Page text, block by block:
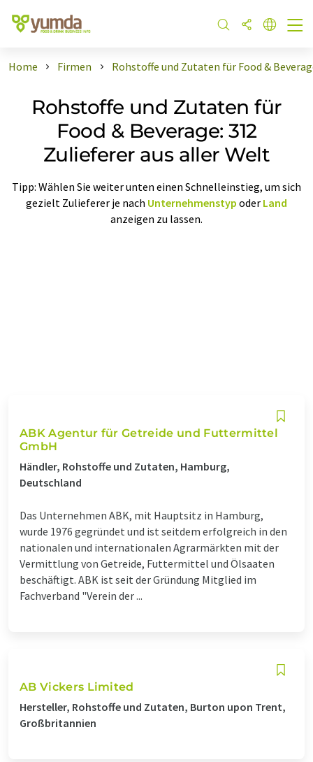
Home Firmen Rohstoffe und Zutaten für Food &
Rohstoffe und Zutaten für
Food & Beverage: 312
Zulieferer aus aller Welt
Tipp: Wählen Sie weiter unten einen Schnelleinstieg, um sich
gezielt Zulieferer je nach Unternehmenstyp oder Land
anzeigen zu lassen.
ABK Agentur für Getreide und Futtermittel
GmbH
Händler, Rohstoffe und Zutaten, Hamburg,
Deutschland
Das Unternehmen ABK, mit Hauptsitz in Hamburg,
wurde 1976 gegründet und ist seitdem erfolgreich in den
nationalen und internationalen Agrarmärkten mit der
Vermittlung von Getreide, Futtermittel und Ölsaaten
beschäftigt. ABK ist seit der Gründung Mitglied im
Fachverband "Verein der ...
AB Vickers Limited
Hersteller, Rohstoffe und Zutaten, Burton upon Trent,
Großbritannien